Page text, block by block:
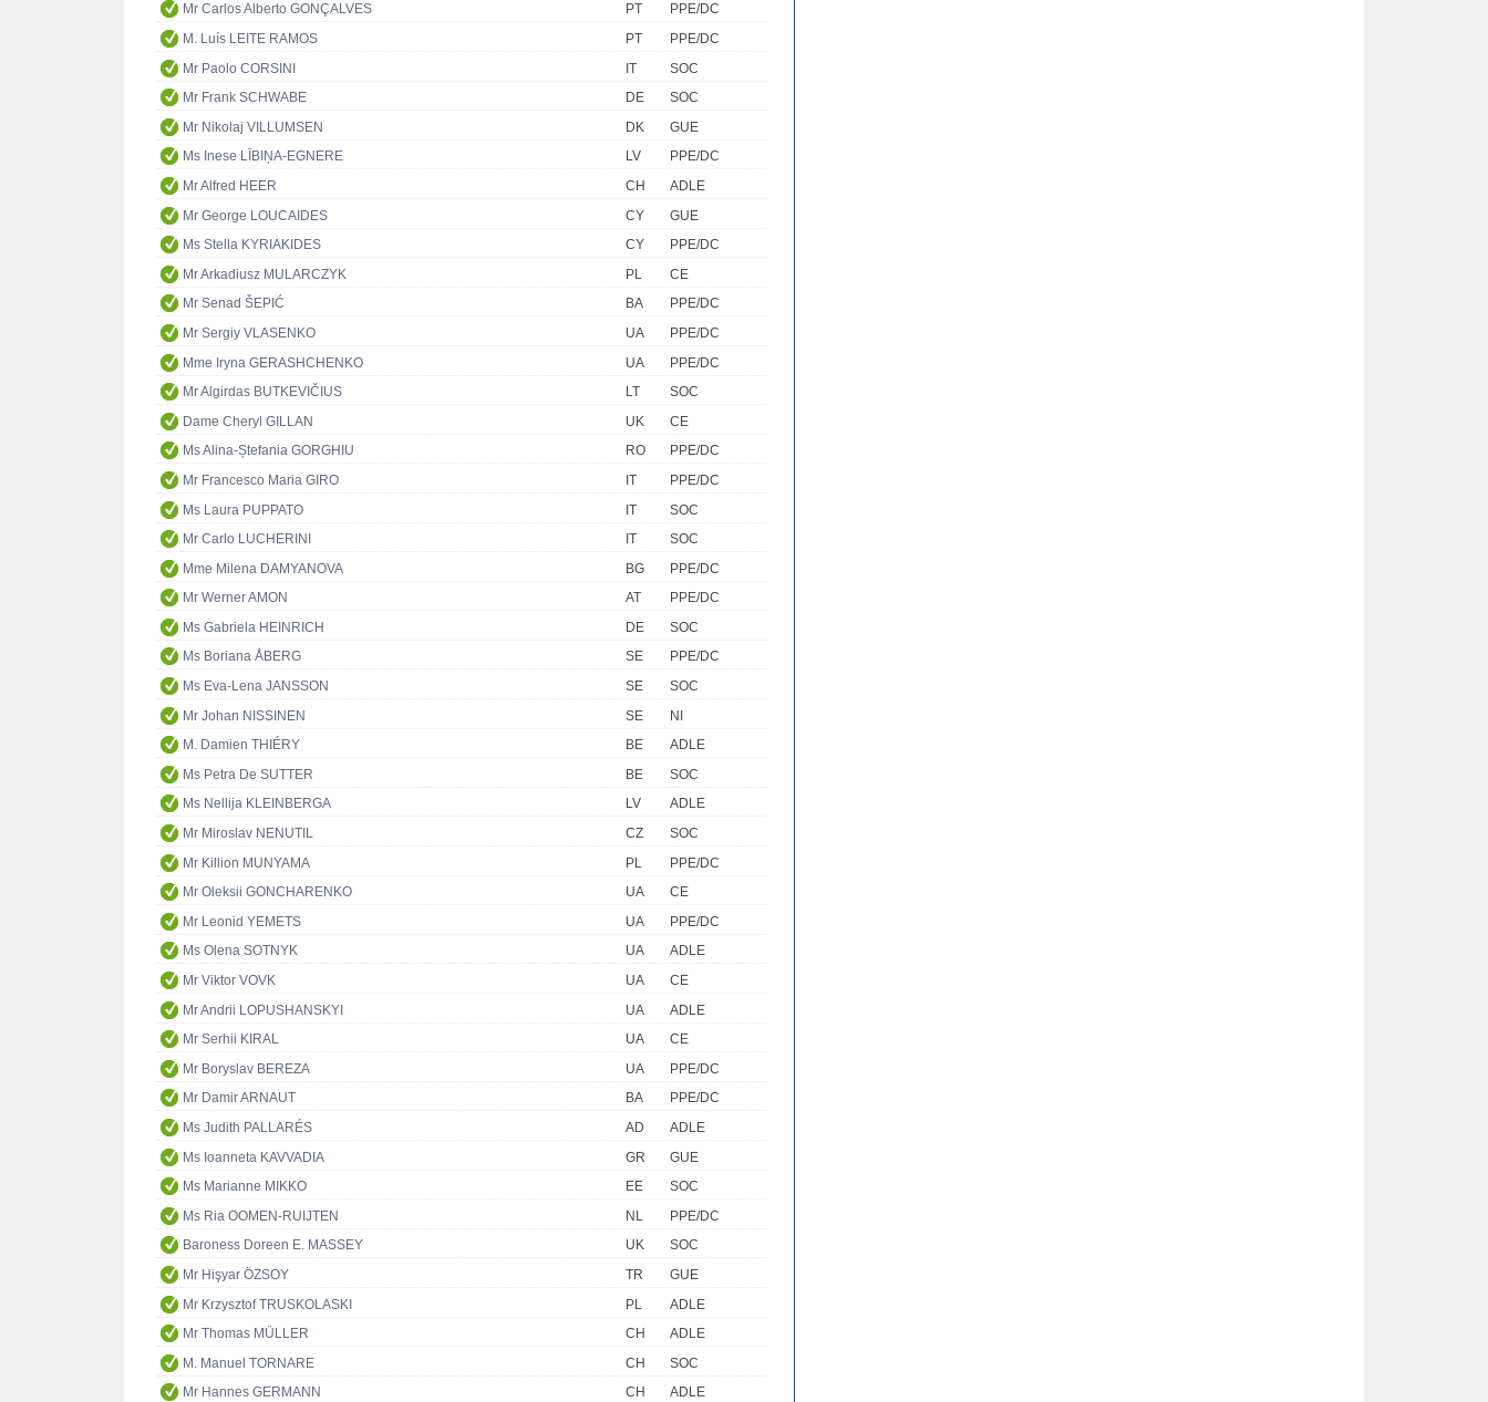
Mr Carlos Alberto GONÇALVES
PT
PPE/DC
M. Luís LEITE RAMOS
PT
PPE/DC
Mr Paolo CORSINI
IT
SOC
Mr Frank SCHWABE
DE
SOC
Mr Nikolaj VILLUMSEN
DK
GUE
Ms Inese LĪBIŅA-EGNERE
LV
PPE/DC
Mr Alfred HEER
CH
ADLE
Mr George LOUCAIDES
CY
GUE
Ms Stella KYRIAKIDES
CY
PPE/DC
Mr Arkadiusz MULARCZYK
PL
CE
Mr Senad ŠEPIĆ
BA
PPE/DC
Mr Sergiy VLASENKO
UA
PPE/DC
Mme Iryna GERASHCHENKO
UA
PPE/DC
Mr Algirdas BUTKEVIČIUS
LT
SOC
Dame Cheryl GILLAN
UK
CE
Ms Alina-Ștefania GORGHIU
RO
PPE/DC
Mr Francesco Maria GIRO
IT
PPE/DC
Ms Laura PUPPATO
IT
SOC
Mr Carlo LUCHERINI
IT
SOC
Mme Milena DAMYANOVA
BG
PPE/DC
Mr Werner AMON
AT
PPE/DC
Ms Gabriela HEINRICH
DE
SOC
Ms Boriana ÅBERG
SE
PPE/DC
Ms Eva-Lena JANSSON
SE
SOC
Mr Johan NISSINEN
SE
NI
M. Damien THIÉRY
BE
ADLE
Ms Petra De SUTTER
BE
SOC
Ms Nellija KLEINBERGA
LV
ADLE
Mr Miroslav NENUTIL
CZ
SOC
Mr Killion MUNYAMA
PL
PPE/DC
Mr Oleksii GONCHARENKO
UA
CE
Mr Leonid YEMETS
UA
PPE/DC
Ms Olena SOTNYK
UA
ADLE
Mr Viktor VOVK
UA
CE
Mr Andrii LOPUSHANSKYI
UA
ADLE
Mr Serhii KIRAL
UA
CE
Mr Boryslav BEREZA
UA
PPE/DC
Mr Damir ARNAUT
BA
PPE/DC
Ms Judith PALLARÉS
AD
ADLE
Ms Ioanneta KAVVADIA
GR
GUE
Ms Marianne MIKKO
EE
SOC
Ms Ria OOMEN-RUIJTEN
NL
PPE/DC
Baroness Doreen E. MASSEY
UK
SOC
Mr Hişyar ÖZSOY
TR
GUE
Mr Krzysztof TRUSKOLASKI
PL
ADLE
Mr Thomas MÜLLER
CH
ADLE
M. Manuel TORNARE
CH
SOC
Mr Hannes GERMANN
CH
ADLE